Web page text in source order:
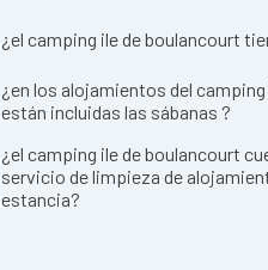
¿el camping ile de boulancourt
¿en los alojamientos del
están incluidas las sábanas ?
¿el camping ile de boulancourt
servicio de limpieza de
estancia?